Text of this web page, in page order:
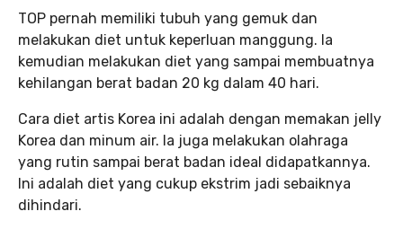
TOP pernah memiliki tubuh yang gemuk dan
melakukan diet untuk keperluan manggung. Ia
kemudian melakukan diet yang sampai membuatnya
kehilangan berat badan 20 kg dalam 40 hari.
Cara diet artis Korea ini adalah dengan memakan jelly
Korea dan minum air. Ia juga melakukan olahraga
yang rutin sampai berat badan ideal didapatkannya.
Ini adalah diet yang cukup ekstrim jadi sebaiknya
dihindari.